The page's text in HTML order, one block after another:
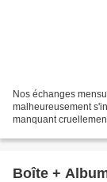
Nos échanges
malheureusement
manquant
Boîte +